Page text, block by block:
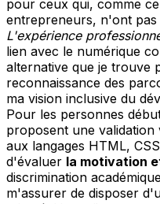
pour ceux qui, comme
entrepreneurs, n'ont pas
L'expérience
lien avec le numérique
alternative que je trouve
reconnaissance des
ma vision inclusive du
Pour les personnes
proposent une
aux langages HTML,
d'évaluer la motivation
discrimination
m'assurer de disposer